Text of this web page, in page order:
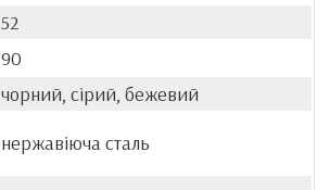
52
90
чорний, сірий, бежевий
нержавіюча сталь